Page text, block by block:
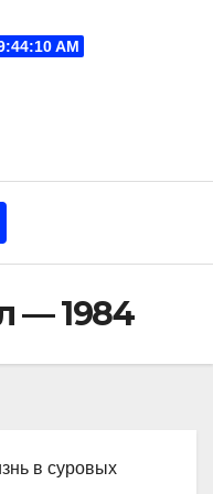
AM
— 1984
в суровых